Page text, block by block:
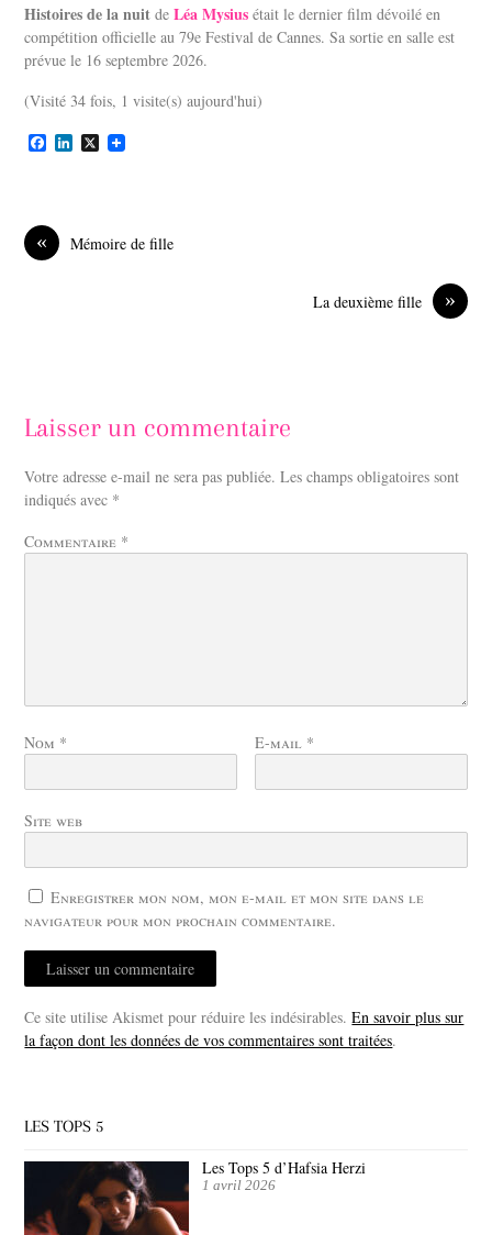
Histoires de la nuit deLéa Mysius était le dernier film dévoilé en
compétition officielle au 79e Festival de Cannes. Sa sortie en salle est
prévue le 16 septembre 2026.
(Visité 34 fois, 1 visite(s) aujourd'hui)
F
o
o
k
L
I
X
« Mémoire de fille
»
La deuxième fille
Laisser un commentaire
Votre adresse e-mail ne sera pas publiée. Les champs obligatoires sont
indiqués avec *
Commentaire *
Nom * E-mail *
Site web
Enregistrer mon nom, mon e-mail et mon site dans le
navigateur pour mon prochain commentaire.
Ce site utilise Akismet pour réduire les indésirables.En savoir plus sur
la façon dont les données de vos commentaires sont traitées.
LES TOPS 5
Les Tops 5 d’Hafsia Herzi
1 avril 2026